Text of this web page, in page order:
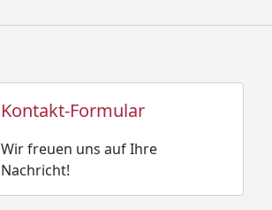
Kontakt-Formular
Wir freuen uns auf Ihre
Nachricht!